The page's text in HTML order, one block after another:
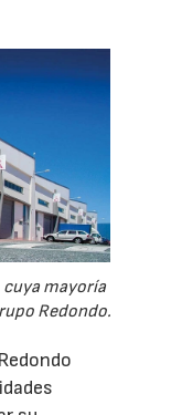
mayoría
Redondo.